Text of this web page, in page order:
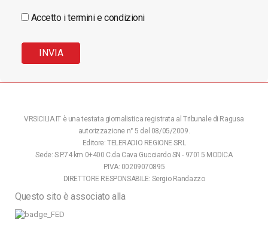
Accetto i termini e condizioni
VRSICILIA.IT è una testata giornalistica registrata al Tribunale di Ragusa
autorizzazione n° 5 del 08/05/2009.
Editore: TELERADIO REGIONE SRL
Sede: S.P.74 km 0+400 C.da Cava Gucciardo SN - 97015 MODICA
P.IVA: 00209070895
DIRETTORE RESPONSABILE: Sergio Randazzo
Questo sito è associato alla